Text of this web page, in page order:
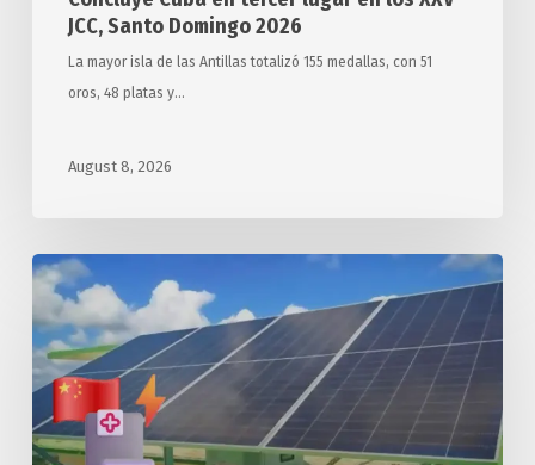
JCC, Santo Domingo 2026
La mayor isla de las Antillas totalizó 155 medallas, con 51
oros, 48 platas y…
August 8, 2026
Arriba
Cuba
segundo
donativo
chino
de